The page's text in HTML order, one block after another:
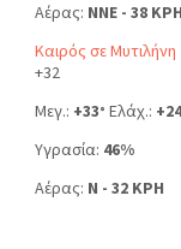
Αέρας: NNE - 38 KPH
Καιρός σε Μυτιλήνη
+32
Μεγ.: +33° Ελάχ.: +24
Υγρασία: 46%
Αέρας: N - 32 KPH